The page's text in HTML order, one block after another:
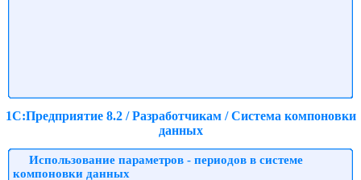
1С:Предприятие 8.2 / Разработчикам / Система компоновки
данных
Использование параметров - периодов в системе
компоновки данных